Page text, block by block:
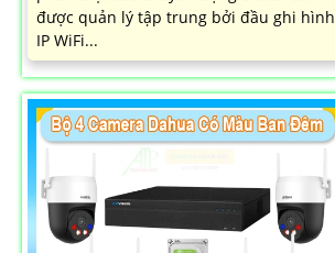
được quản lý tập trung bởi đầu ghi hình
IP WiFi...